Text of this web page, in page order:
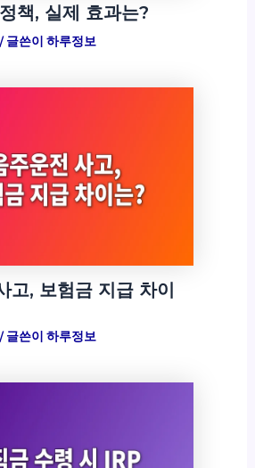
책, 실제 효과는?
글쓴이 하루정보
고, 보험금 지급 차이
글쓴이 하루정보